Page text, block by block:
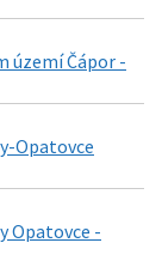
území Čápor -
Opatovce
Opatovce -